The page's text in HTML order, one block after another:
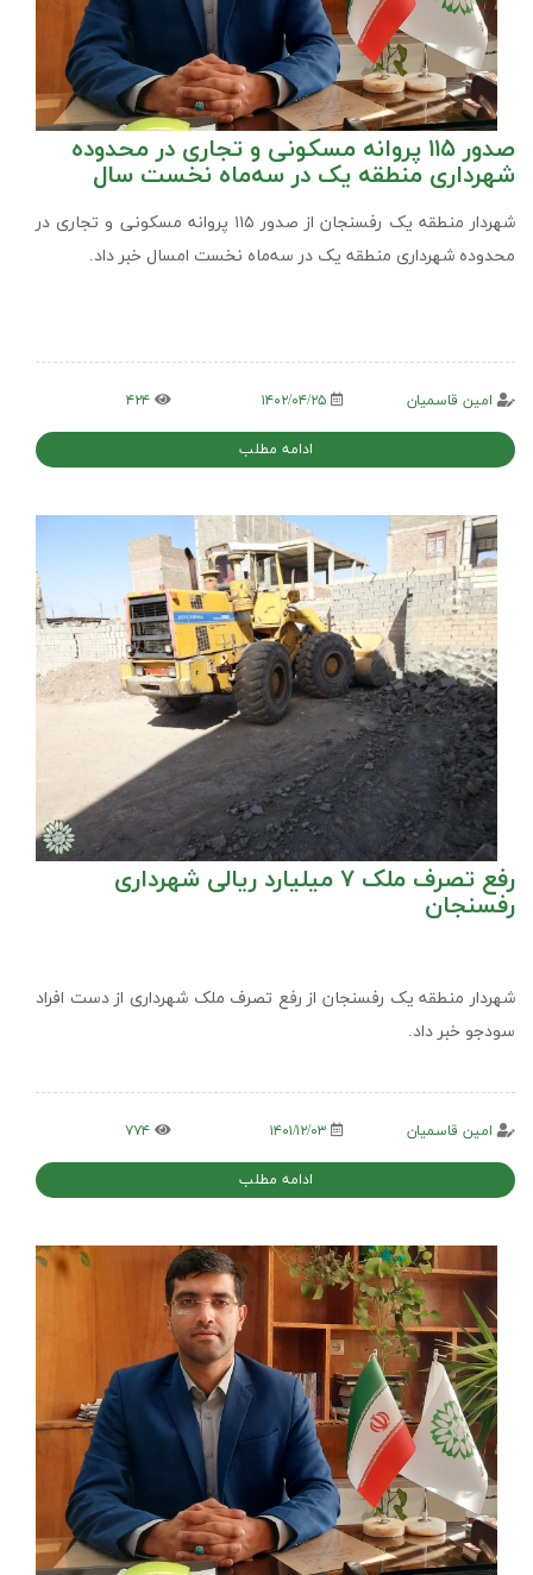
صدور ۱۱۵ پروانه مسکونی و تجاری در محدوده
شهرداری منطقه یک در سه‌ماه نخست سال
شهردار منطقه یک رفسنجان از صدور ۱۱۵ پروانه مسکونی و تجاری در
محدوده شهرداری منطقه یک در سه‌ماه نخست امسال خبر داد.
امین قاسمیان ۱۴۰۲/۰۴/۲۵ ۴۲۴
ادامه مطلب
رفع تصرف ملک ۷ میلیارد ریالی شهرداری
رفسنجان
شهردار منطقه یک رفسنجان از رفع تصرف ملک شهرداری از دست افراد
سودجو خبر داد.
امین قاسمیان ۱۴۰۱/۱۲/۰۳ ۷۷۴
ادامه مطلب